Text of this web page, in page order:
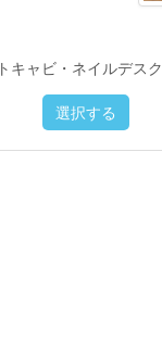
キャビ・ネイルデスク
選択する